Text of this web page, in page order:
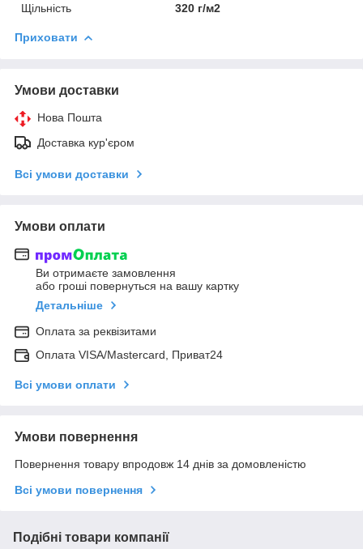
Щільність
320 г/м2
Приховати
Умови доставки
Нова Пошта
Доставка кур'єром
Всі умови доставки
Умови оплати
Ви отримаєте замовлення
або гроші повернуться на вашу картку
Детальніше
Оплата за реквізитами
Оплата VISA/Mastercard, Приват24
Всі умови оплати
Умови повернення
Повернення товару впродовж 14 днів за домовленістю
Всі умови повернення
Подібні товари компанії